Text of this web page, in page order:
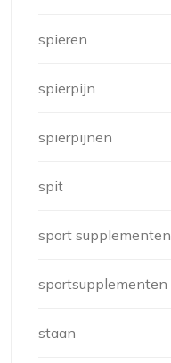
spieren
spierpijn
spierpijnen
spit
sport supplementen
sportsupplementen
staan